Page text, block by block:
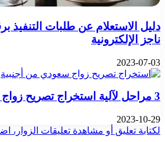
دليل الاستعلام عن طلبات التنفيذ
ناجز الإلكترونية
2023-07-03
3 مراحل لآلية استخراج تصريح زواج سعودي من أجنبية
2023-10-29
لكتابة تعليق أو مشاهدة تعليقات الزوار،